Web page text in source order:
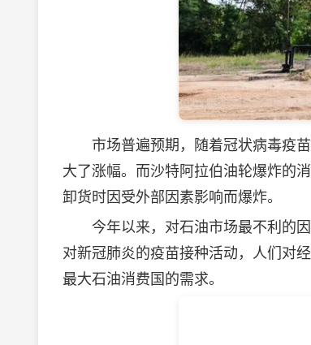
市场普遍预期，随着冠状病毒疫苗
大了涨幅。而沙特阿拉伯油轮爆炸的
卸货时因受外部因素影响而爆炸。
今年以来，对石油市场最不利的因
对新冠肺炎的疫苗接种活动，人们对
最大石油消费国的需求。